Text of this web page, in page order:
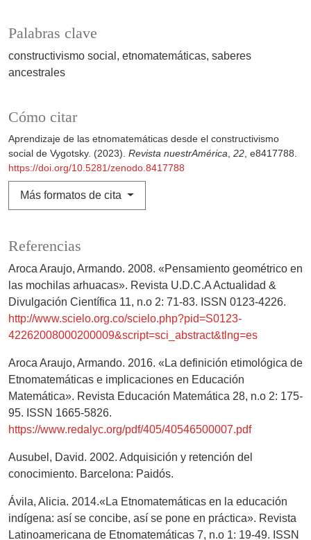
Palabras clave
constructivismo social etnomatemáticas saberes
ancestrales
Cómo citar
Aprendizaje de las etnomatemáticas desde el constructivismo
social de Vygotsky. (2023). Revista nuestrAmérica, 22, e8417788.
https://doi.org/10.5281/zenodo.8417788
Más formatos de cita
Referencias
Aroca Araujo, Armando. 2008. «Pensamiento geométrico en
las mochilas arhuacas». Revista U.D.C.A Actualidad &
Divulgación Científica 11, n.o 2: 71-83. ISSN 0123-4226.
http://www.scielo.org.co/scielo.php?pid=S0123-
42262008000200009&script=sci_abstract&tlng=es
Aroca Araujo, Armando. 2016. «La definición etimológica de
Etnomatemáticas e implicaciones en Educación
Matemática». Revista Educación Matemática 28, n.o 2: 175-
95. ISSN 1665-5826.
https://www.redalyc.org/pdf/405/40546500007.pdf
Ausubel, David. 2002. Adquisición y retención del
conocimiento. Barcelona: Paidós.
Ávila, Alicia. 2014.«La Etnomatemáticas en la educación
indígena: así se concibe, así se pone en práctica». Revista
Latinoamericana de Etnomatemáticas 7, n.o 1: 19-49. ISSN